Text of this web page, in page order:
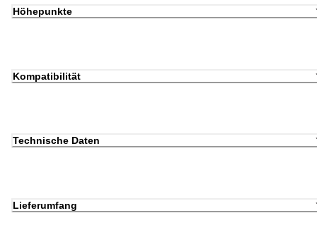
Höhepunkte
Kompatibilität
Technische Daten
Lieferumfang